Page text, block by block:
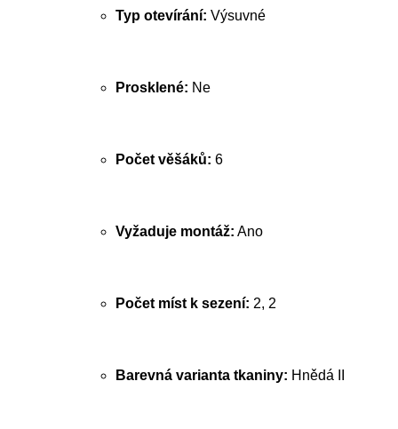
Typ otevírání: Výsuvné
Prosklené: Ne
Počet věšáků: 6
Vyžaduje montáž: Ano
Počet míst k sezení: 2, 2
Barevná varianta tkaniny: Hnědá II